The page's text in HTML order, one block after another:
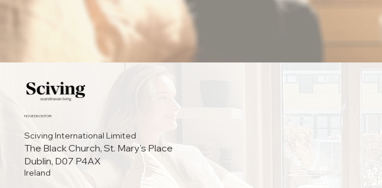
HOVEDKONTOR:
Sciving International Limited
The Black Church, St. Mary's Place
Dublin, D07 P4AX
Ireland